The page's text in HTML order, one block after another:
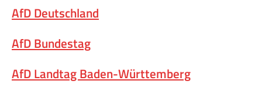
AfD Deutschland
AfD Bundestag
AfD Landtag Baden-Württemberg